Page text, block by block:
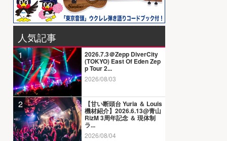
人気記事
1 2026.7.3＠Zepp DiverCity
(TOKYO) East Of Eden Zep
p Tour 2...
2026/08/03
2 【甘い断頭台 Yuria ＆ Louis
機材紹介】2026.6.13@青山
RizM 3周年記念 ＆ 現体制
ラ...
2026/08/04